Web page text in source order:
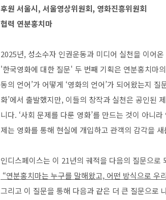
후원 서울시, 서울영상위원회, 영화진흥위원회
협력 연분홍치마
2025년, 성소수자 인권운동과 미디어 실천을 이어
'한국영화에 대한 질문' 두 번째 기획은 연분홍치마
동의 언어’가 어떻게 ‘영화의 언어’가 되어왔는지
화’에서 출발했지만, 이들의 창작과 실천은 공인된
니다. ‘사회 문제를 다룬 영화’를 만드는 것이 아니
제는 영화를 통해 현실에 개입하고 관객의 감각을
인디스페이스는 이 21년의 궤적을 다음의 질문으로
“연분홍치마는 누구를 말해왔고, 어떤 방식으로 우
그리고 이 질문을 통해 다음과 같은 더 큰 질문으로